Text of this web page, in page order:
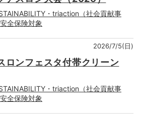
・triaction（社会貢献事
全保険対象
2026/7/5(日)
ロンフェスタ付帯クリーン
・triaction（社会貢献事
全保険対象